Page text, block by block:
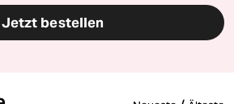
Jetzt bestellen